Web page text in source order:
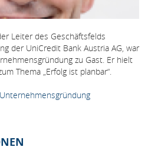
Leiter des Geschäftsfelds
der UniCredit Bank Austria AG, war
zu Gast. Er hielt
Thema „Erfolg ist planbar“.
Unternehmensgründung